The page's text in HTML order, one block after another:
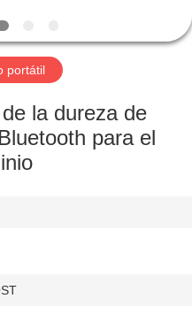
portátil
la dureza de
para el